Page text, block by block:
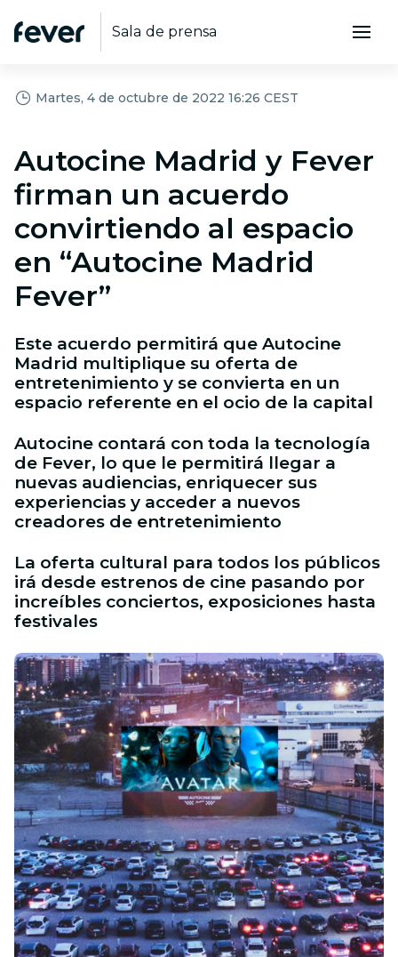
Sala de prensa
Martes, 4 de octubre de 2022 16:26 CEST
Autocine Madrid y Fever
firman un acuerdo
convirtiendo al espacio
en “Autocine Madrid
Fever”
Este acuerdo permitirá que Autocine
Madrid multiplique su oferta de
entretenimiento y se convierta en un
espacio referente en el ocio de la capital
Autocine contará con toda la tecnología
de Fever, lo que le permitirá llegar a
nuevas audiencias, enriquecer sus
experiencias y acceder a nuevos
creadores de entretenimiento
La oferta cultural para todos los públicos
irá desde estrenos de cine pasando por
increíbles conciertos, exposiciones hasta
festivales